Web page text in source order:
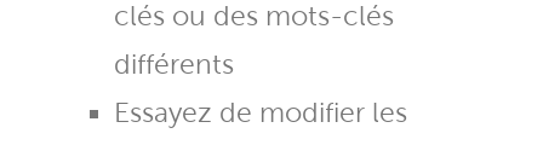
clés ou des mots-clés
différents
Essayez de modifier les